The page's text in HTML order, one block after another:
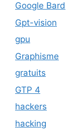
Google Bard
Gpt-vision
gpu
Graphisme
gratuits
GTP 4
hackers
hacking